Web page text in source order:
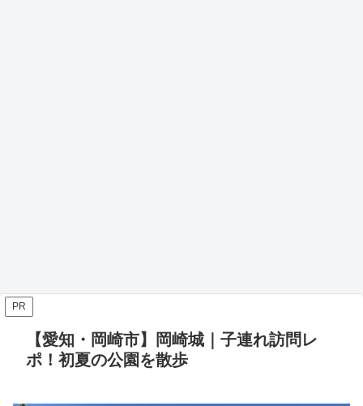
PR
【愛知・岡崎市】岡崎城｜子連れ訪問レ
ポ！初夏の公園を散歩